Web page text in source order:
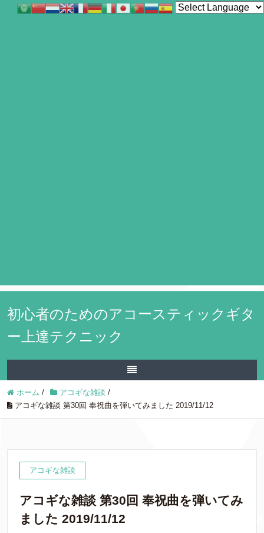
初心者のためのアコースティックギタ
ー上達テクニック
ホーム / アコギな雑談 /
アコギな雑談 第30回 奉祝曲を弾いてみました 2019/11/12
アコギな雑談
アコギな雑談 第30回 奉祝曲を弾いてみ
ました 2019/11/12